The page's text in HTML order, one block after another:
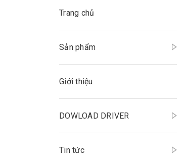
Trang chủ
Sản phẩm
Giới thiệu
DOWLOAD DRIVER
Tin tức